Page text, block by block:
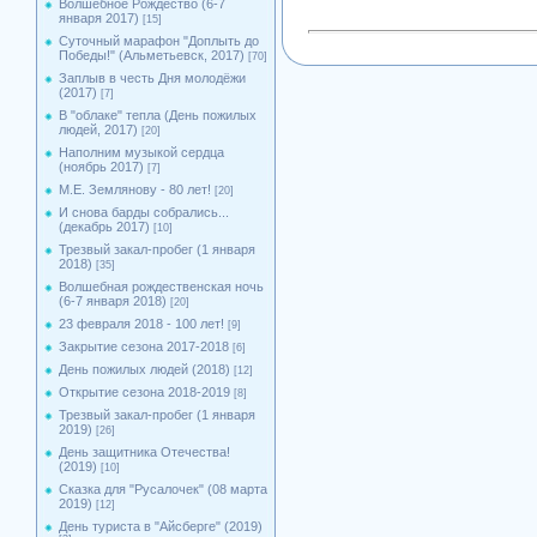
Волшебное Рождество (6-7
января 2017) [15]
Суточный марафон "Доплыть до
Победы!" (Альметьевск, 2017) [70]
Заплыв в честь Дня молодёжи
(2017) [7]
В "облаке" тепла (День пожилых
людей, 2017) [20]
Наполним музыкой сердца
(ноябрь 2017) [7]
М.Е. Землянову - 80 лет! [20]
И снова барды собрались...
(декабрь 2017) [10]
Трезвый закал-пробег (1 января
2018) [35]
Волшебная рождественская ночь
(6-7 января 2018) [20]
23 февраля 2018 - 100 лет! [9]
Закрытие сезона 2017-2018 [6]
День пожилых людей (2018) [12]
Открытие сезона 2018-2019 [8]
Трезвый закал-пробег (1 января
2019) [26]
День защитника Отечества!
(2019) [10]
Сказка для "Русалочек" (08 марта
2019) [12]
День туриста в "Айсберге" (2019)